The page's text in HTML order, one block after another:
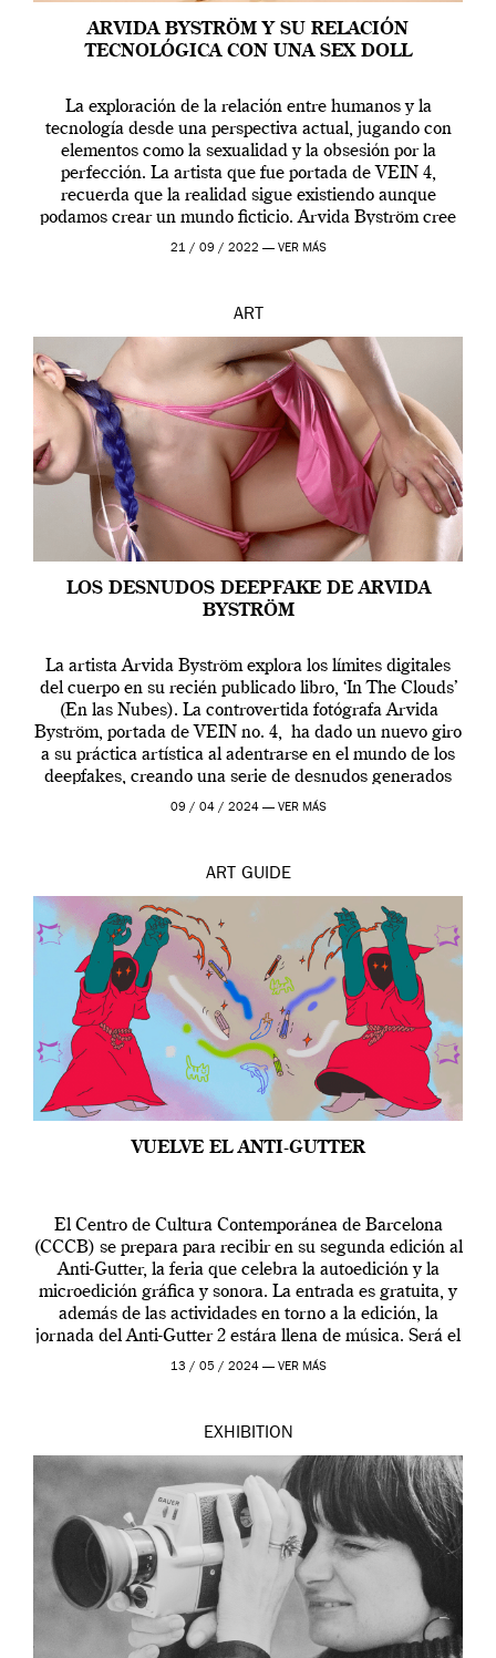
ARVIDA BYSTRÖM Y SU RELACIÓN
TECNOLÓGICA CON UNA SEX DOLL
La exploración de la relación entre humanos y la
tecnología desde una perspectiva actual, jugando con
elementos como la sexualidad y la obsesión por la
perfección. La artista que fue portada de VEIN 4,
recuerda que la realidad sigue existiendo aunque
podamos crear un mundo ficticio. Arvida Byström cree
que los humanos tienen un complejo […]
21 / 09 / 2022 — VER MÁS
ART
LOS DESNUDOS DEEPFAKE DE ARVIDA
BYSTRÖM
La artista Arvida Byström explora los límites digitales
del cuerpo en su recién publicado libro, ‘In The Clouds’
(En las Nubes). La controvertida fotógrafa Arvida
Byström, portada de VEIN no. 4, ha dado un nuevo giro
a su práctica artística al adentrarse en el mundo de los
deepfakes, creando una serie de desnudos generados
por […]
09 / 04 / 2024 — VER MÁS
ART GUIDE
VUELVE EL ANTI-GUTTER
El Centro de Cultura Contemporánea de Barcelona
(CCCB) se prepara para recibir en su segunda edición al
Anti-Gutter, la feria que celebra la autoedición y la
microedición gráfica y sonora. La entrada es gratuita, y
además de las actividades en torno a la edición, la
jornada del Anti-Gutter 2 estára llena de música. Será el
[…]
13 / 05 / 2024 — VER MÁS
EXHIBITION